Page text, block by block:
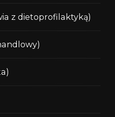
z dietoprofilaktyką)